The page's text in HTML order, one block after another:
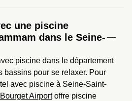
une piscine
dans le Seine-
piscine dans le département
bassins pour se relaxer. Pour
avec piscine à Seine-Saint-
Airport offre piscine